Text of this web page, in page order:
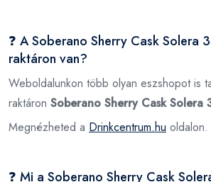
❓ A Soberano Sherry Cask Solera
raktáron van?
Weboldalunkon több olyan eszshopot is
raktáron Soberano Sherry Cask Solera
Megnézheted a Drinkcentrum.hu oldalon.
❓ Mi a Soberano Sherry Cask